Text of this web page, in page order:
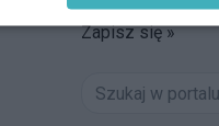
Zapisz się »